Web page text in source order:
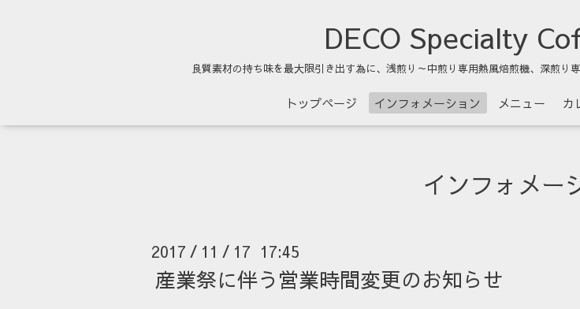
DECO Specialty
良質素材の持ち味を最大限引き出す為に、浅煎り～中煎り専用熱風焙煎機、深煎り
トップページ インフォメーション メニュー カ
インフォメー
2017 / 11 / 17 17:45
産業祭に伴う営業時間変更のお知らせ